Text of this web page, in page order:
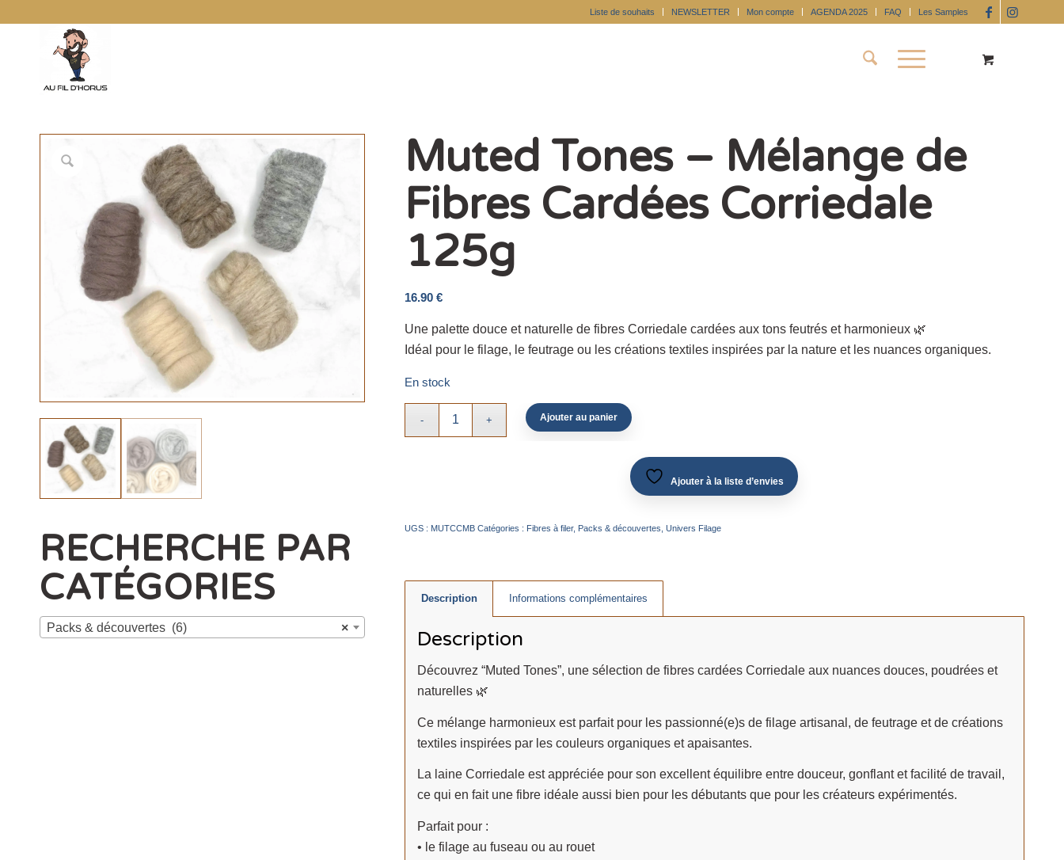
Liste de souhaits NEWSLETTER Mon compte AGENDA 2025 FAQ Les Samples
RECHERCHE PAR
CATÉGORIES
×
Packs & découvertes (6)
Muted Tones – Mélange de
Fibres Cardées Corriedale
125g
16.90 €
Une palette douce et naturelle de fibres Corriedale cardées aux tons feutrés et harmonieux 🌿
Idéal pour le filage, le feutrage ou les créations textiles inspirées par la nature et les nuances organiques.
En stock
Ajouter au panier
Ajouter à la liste d’envies
UGS : MUTCCMB Catégories : Fibres à filer, Packs & découvertes Univers Filage
Description Informations complémentaires
Description
Découvrez “Muted Tones”, une sélection de fibres cardées Corriedale aux nuances douces, poudrées et
naturelles 🌿
Ce mélange harmonieux est parfait pour les passionné(e)s de filage artisanal, de feutrage et de créations
textiles inspirées par les couleurs organiques et apaisantes.
La laine Corriedale est appréciée pour son excellent équilibre entre douceur, gonflant et facilité de travail,
ce qui en fait une fibre idéale aussi bien pour les débutants que pour les créateurs expérimentés.
Parfait pour :
• le filage au fuseau ou au rouet